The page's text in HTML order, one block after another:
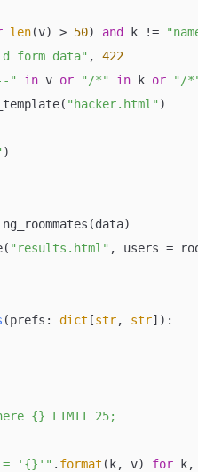
len(v) > 50) and k !=
form data" , 422
" in v or "/*" in k or
"/
"hacker.html" )
)
"results.html" , users =
(prefs: dict [str, str] ):
{} LIMIT 25;
= '{}'" . format (k, v) for